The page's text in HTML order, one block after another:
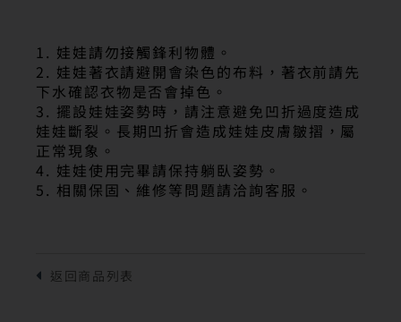
1. 娃娃請勿接觸鋒利物體。
2. 娃娃著衣請避開會染色的布料，著衣前請先
下水確認衣物是否會掉色。
3. 擺設娃娃姿勢時，請注意避免凹折過度造成
娃娃斷裂。長期凹折會造成娃娃皮膚皺摺，屬
正常現象。
4. 娃娃使用完畢請保持躺臥姿勢。
5. 相關保固、維修等問題請洽詢客服。